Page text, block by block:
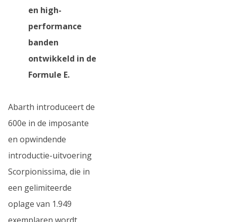
en high-
performance
banden
ontwikkeld in de
Formule E.
Abarth introduceert de
600e in de imposante
en opwindende
introductie-uitvoering
Scorpionissima, die in
een gelimiteerde
oplage van 1.949
exemplaren wordt